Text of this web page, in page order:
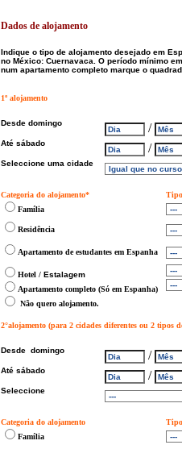
Dados de alojamento
Indique o tipo de alojamento desejado em
no México: Cuernavaca. O período mínimo
num apartamento completo marque o
1º alojamento
Desde domingo /
Até sábado /
Seleccione uma cidade
Categoria do alojamento*
Família
Residência
Apartamento de estudantes em Espanha
Hotel / Estalagem
Apartamento completo (Só em Espanha)
Não quero alojamento.
2°alojamento (para 2 cidades diferentes ou 2 tipos
Desde domingo /
Até sábado /
Seleccione
Categoria do alojamento
Família